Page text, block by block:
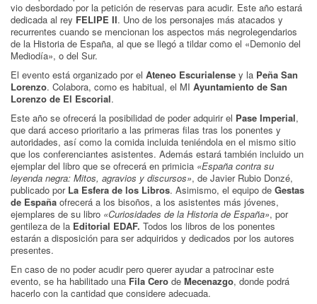
vio desbordado por la petición de reservas para acudir. Este año estará
dedicada al rey FELIPE II. Uno de los personajes más atacados y
recurrentes cuando se mencionan los aspectos más negrolegendarios
de la Historia de España, al que se llegó a tildar como el «Demonio del
Mediodía», o del Sur.
El evento está organizado por el Ateneo Escurialense y la Peña San
Lorenzo. Colabora, como es habitual, el MI Ayuntamiento de San
Lorenzo de El Escorial.
Este año se ofrecerá la posibilidad de poder adquirir el Pase Imperial,
que dará acceso prioritario a las primeras filas tras los ponentes y
autoridades, así como la comida incluida teniéndola en el mismo sitio
que los conferenciantes asistentes. Además estará también incluido un
ejemplar del libro que se ofrecerá en primicia «España contra su
leyenda negra: Mitos, agravios y discursos», de Javier Rubio Donzé,
publicado por La Esfera de los Libros. Asimismo, el equipo de Gestas
de España ofrecerá a los bisoños, a los asistentes más jóvenes,
ejemplares de su libro «Curiosidades de la Historia de España», por
gentileza de la Editorial EDAF. Todos los libros de los ponentes
estarán a disposición para ser adquiridos y dedicados por los autores
presentes.
E n caso de no poder acudir pero querer ayudar a patrocinar este
evento, se ha habilitado una Fila Cero de Mecenazgo, donde podrá
hacerlo con la cantidad que considere adecuada.